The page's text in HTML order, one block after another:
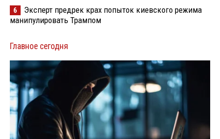
6
Эксперт предрек крах попыток киевского режима
манипулировать Трампом
Главное сегодня